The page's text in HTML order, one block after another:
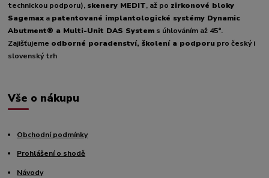
technickou podporu), skenery MEDIT, až po zirkonové bloky
Sagemax a patentované implantologické systémy Dynamic
Abutment® a Multi-Unit DAS System s úhlováním až 45°.
Zajišťujeme odborné poradenství, školení a podporu pro český i
slovenský trh
Vše o nákupu
Obchodní podmínky
Prohlášení o shodě
Návody